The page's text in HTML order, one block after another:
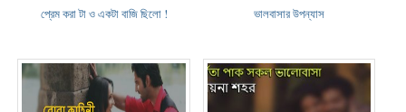
প্রেম করা টা ও একটা বাজি ছিলো ! ভালবাসার উপন্যাস